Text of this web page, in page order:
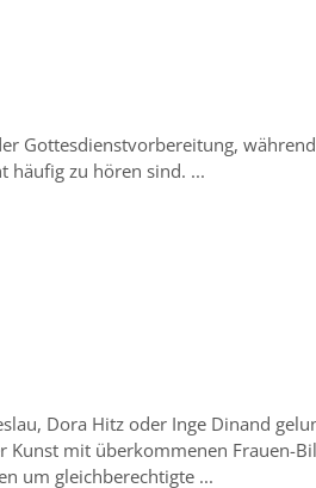
Gottesdienstvorbereitung,
häufig zu hören sind. ...
Dora Hitz oder Inge Dinand
Kunst mit überkommenen Frauen-
um gleichberechtigte ...